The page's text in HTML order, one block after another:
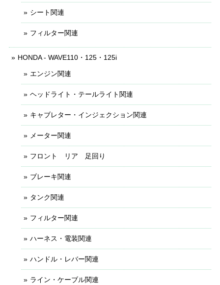
シート関連
フィルター関連
HONDA - WAVE110・125・125i
エンジン関連
ヘッドライト・テールライト関連
キャブレター・インジェクション関連
メーター関連
フロント リア 足回り
ブレーキ関連
タンク関連
フィルター関連
ハーネス・電装関連
ハンドル・レバー関連
ライン・ケーブル関連